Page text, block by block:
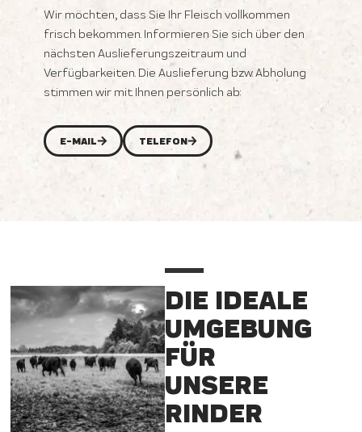
Wir möchten, dass Sie Ihr Fleisch vollkommen
frisch bekommen. Informieren Sie sich über den
nächsten Auslieferungszeitraum und
Verfügbarkeiten. Die Auslieferung bzw. Abholung
stimmen wir mit Ihnen persönlich ab:
E-MAIL TELEFON
DIE IDEALE
UMGEBUNG
FÜR
UNSERE
RINDER